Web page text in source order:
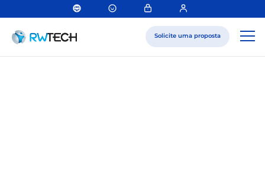
Solicite uma proposta